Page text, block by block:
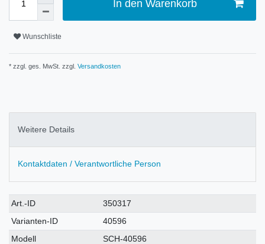
In den Warenkorb
Wunschliste
* zzgl. ges. MwSt. zzgl. Versandkosten
Weitere Details
Kontaktdaten / Verantwortliche Person
Technisches
Merkmal
Wert
Art.-ID
350317
Varianten-ID
40596
Modell
SCH-40596